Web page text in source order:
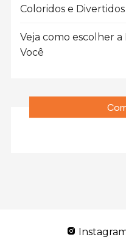
Coloridos e Divertidos
Veja como escolher
Você